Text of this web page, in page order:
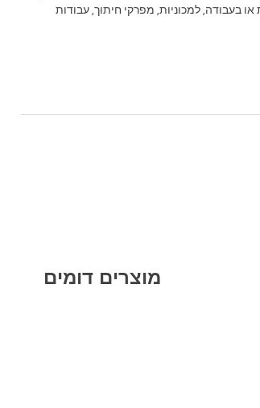
בעבודה, למכוניות, מפרקי חיתוך, עבודות
מוצרים דומים